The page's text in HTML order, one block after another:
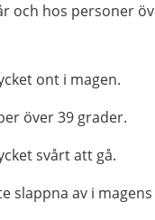
och hos personer
ont i magen.
över 39 grader.
svårt att gå.
slappna av i